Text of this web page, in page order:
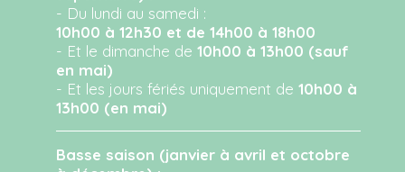
- Du lundi au samedi :
10h00 à 12h30 et de 14h00 à 18h00
- Et le dimanche de10h00 à 13h00 (sauf
en mai)
- Et les jours fériés uniquement de10h00 à
13h00 (en mai)
Basse saison (janvier à avril et octobre